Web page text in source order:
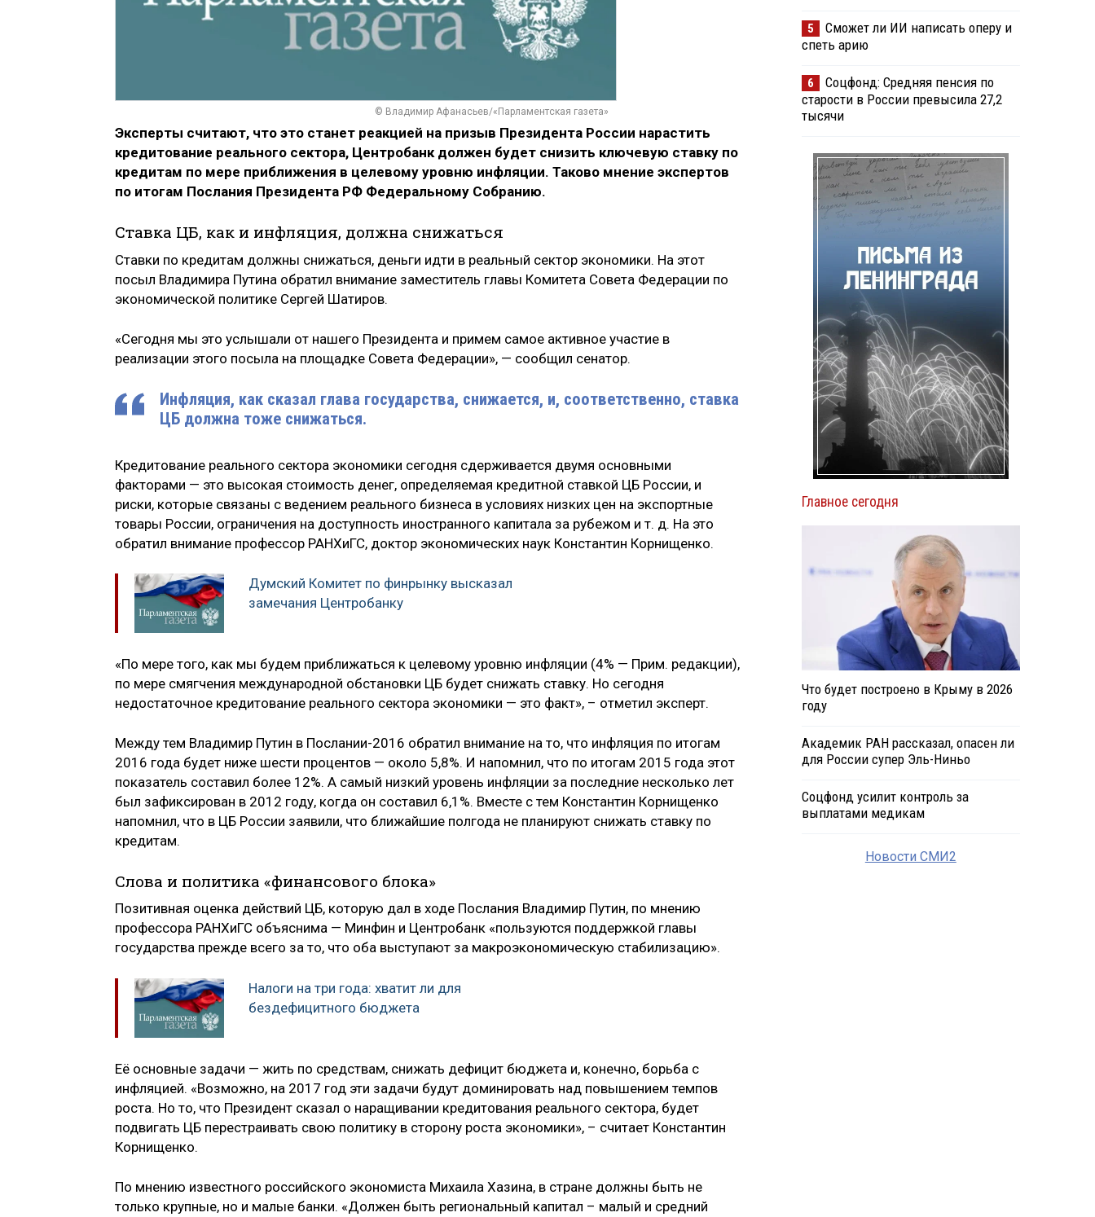
© Владимир Афанасьев/«Парламентская газета»
Эксперты считают, что это станет реакцией на призыв Президента России нарастить
кредитование реального сектора, Центробанк должен будет снизить ключевую ставку по
кредитам по мере приближения в целевому уровню инфляции. Таково мнение экспертов
по итогам Послания Президента РФ Федеральному Собранию.
Ставка ЦБ, как и инфляция, должна снижаться
Ставки по кредитам должны снижаться, деньги идти в реальный сектор экономики. На этот
посыл Владимира Путина обратил внимание заместитель главы Комитета Совета Федерации по
экономической политике Сергей Шатиров.
«Сегодня мы это услышали от нашего Президента и примем самое активное участие в
реализации этого посыла на площадке Совета Федерации», — сообщил сенатор.
Инфляция, как сказал глава государства, снижается, и, соответственно, ставка
ЦБ должна тоже снижаться.
Кредитование реального сектора экономики сегодня сдерживается двумя основными
факторами — это высокая стоимость денег, определяемая кредитной ставкой ЦБ России, и
риски, которые связаны с ведением реального бизнеса в условиях низких цен на экспортные
товары России, ограничения на доступность иностранного капитала за рубежом и т. д. На это
обратил внимание профессор РАНХиГС, доктор экономических наук Константин Корнищенко.
Думский Комитет по финрынку высказал
замечания Центробанку
«По мере того, как мы будем приближаться к целевому уровню инфляции (4% — Прим. редакции),
по мере смягчения международной обстановки ЦБ будет снижать ставку. Но сегодня
недостаточное кредитование реального сектора экономики — это факт», – отметил эксперт.
Между тем Владимир Путин в Послании-2016 обратил внимание на то, что инфляция по итогам
2016 года будет ниже шести процентов — около 5,8%. И напомнил, что по итогам 2015 года этот
показатель составил более 12%. А самый низкий уровень инфляции за последние несколько лет
был зафиксирован в 2012 году, когда он составил 6,1%. Вместе с тем Константин Корнищенко
напомнил, что в ЦБ России заявили, что ближайшие полгода не планируют снижать ставку по
кредитам.
Слова и политика «финансового блока»
Позитивная оценка действий ЦБ, которую дал в ходе Послания Владимир Путин, по мнению
профессора РАНХиГС объяснима — Минфин и Центробанк «пользуются поддержкой главы
государства прежде всего за то, что оба выступают за макроэкономическую стабилизацию».
Налоги на три года: хватит ли для
бездефицитного бюджета
Её основные задачи — жить по средствам, снижать дефицит бюджета и, конечно, борьба с
инфляцией. «Возможно, на 2017 год эти задачи будут доминировать над повышением темпов
роста. Но то, что Президент сказал о наращивании кредитования реального сектора, будет
подвигать ЦБ перестраивать свою политику в сторону роста экономики», – считает Константин
Корнищенко.
По мнению известного российского экономиста Михаила Хазина, в стране должны быть не
только крупные, но и малые банки. «Должен быть региональный капитал – малый и средний
5
Сможет ли ИИ написать оперу и
спеть арию
6
Соцфонд: Средняя пенсия по
старости в России превысила 27,2
тысячи
Главное сегодня
Что будет построено в Крыму в 2026
году
Академик РАН рассказал, опасен ли
для России супер Эль-Ниньо
Соцфонд усилит контроль за
выплатами медикам
Новости СМИ2